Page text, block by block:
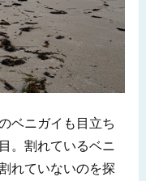
ベニガイも目立ち
。割れているベニ
れていないのを探